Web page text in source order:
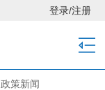
登录/注册
政策新闻